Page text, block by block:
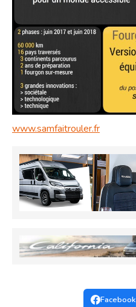
www.samfaitrouler.fr
Facebook